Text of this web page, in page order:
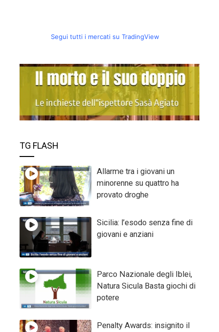
Segui tutti i mercati su TradingView
TG FLASH
Allarme tra i giovani un
minorenne su quattro ha
provato droghe
Sicilia: l’esodo senza fine di
giovani e anziani
Parco Nazionale degli Iblei,
Natura Sicula Basta giochi di
potere
Penalty Awards: insignito il